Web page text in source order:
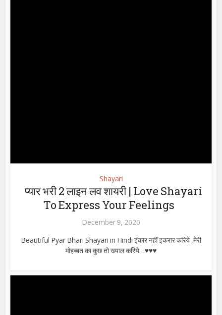
Shayari
प्यार भरी 2 लाइन लव शायरी | Love Shayari
To Express Your Feelings
December 9, 2020
Beautiful Pyar Bhari Shayari in Hindi इंकार नहीं इकरार करिये ,मेरी
मोहब्बत का कुछ तो ख्याल करिये…♥♥♥